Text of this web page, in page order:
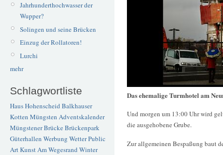
Jahrhunderthochwasser der
Wupper?
Solingen und seine Brücken
Einzug der Rollatoren!
Lurchi
mehr
Schlagwortliste
Haus Hohenscheid Balkhauser
Kotten Müngsten Adventskalender
Müngstener BrückeBrückenpark
Güterhallen Werbung WetterPublic
ArtKunstAm Wegesrand Winter
Das ehemalige Turmhotel am
Und morgen um 13:00 Uhr wird
die ausgehobene Grube.
Zur allgemeinen Bespaßung baut